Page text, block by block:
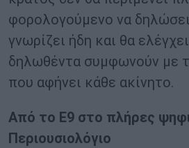
φορολογούμενο να
γνωρίζει ήδη και θα
δηλωθέντα συμφωνούν με
που αφήνει κάθε ακίνητο.
Από το Ε9 στο πλήρες
Περιουσιολόγιο